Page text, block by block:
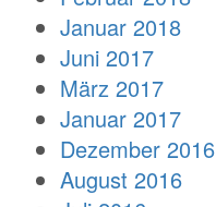
Januar 2018
Juni 2017
März 2017
Januar 2017
Dezember 2016
August 2016